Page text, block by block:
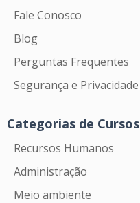
Fale Conosco
Blog
Perguntas Frequentes
Segurança e Privacidade
Categorias de Cursos
Recursos Humanos
Administração
Meio ambiente